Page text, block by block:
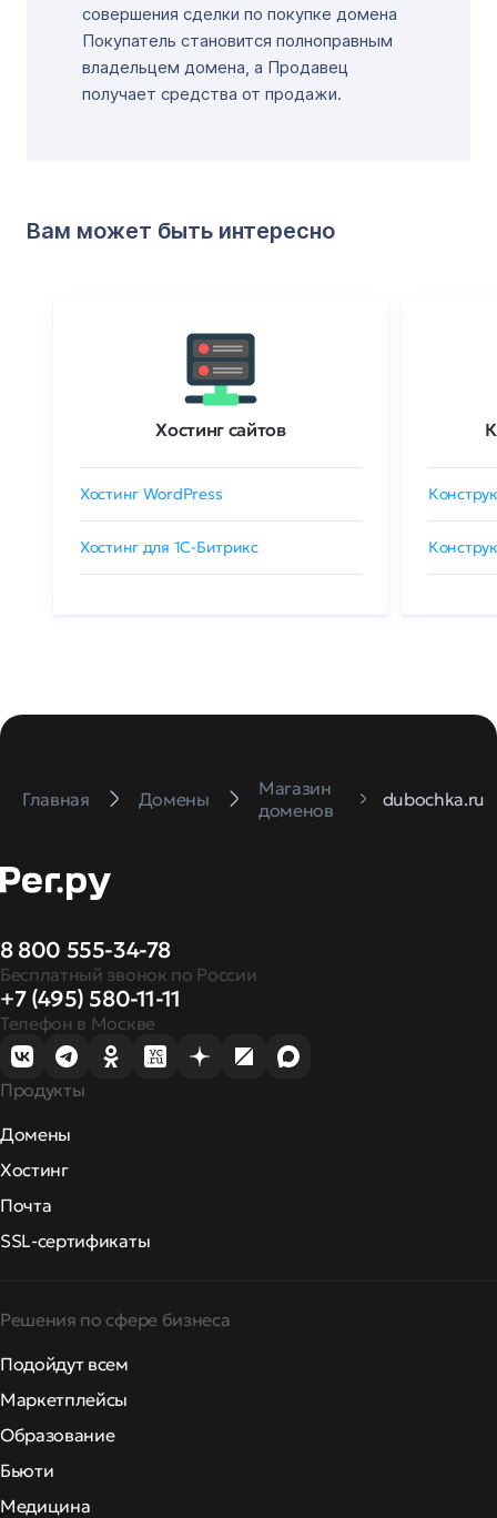
совершения сделки по покупке домена
Покупатель становится полноправным
владельцем домена, а Продавец
получает средства от продажи.
Вам может быть интересно
Хостинг сайтов
Хостинг WordPress
Хостинг для 1C-Битрикс
Главная Домены
Магазин
доменов
dubochka.ru
8 800 555-34-78
Бесплатный звонок по России
+7 (495) 580-11-11
Телефон в Москве
Продукты
Домены
Хостинг
Почта
SSL-сертификаты
Решения по сфере бизнеса
Подойдут всем
Маркетплейсы
Образование
Бьюти
Медицина